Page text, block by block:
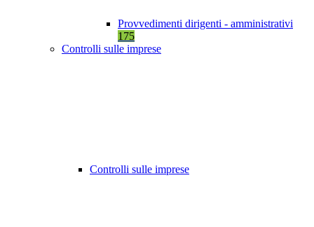
Provvedimenti dirigenti - amministrativi
175
Controlli sulle imprese
Controlli sulle imprese